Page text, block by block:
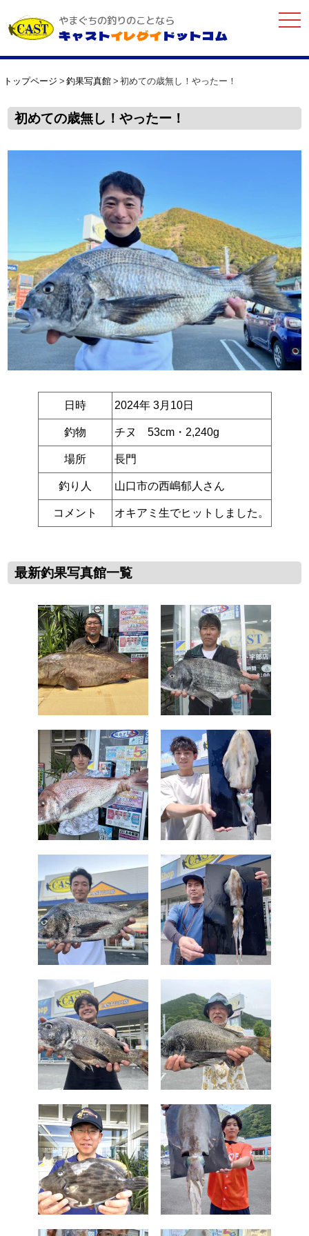
やまぐちの釣りのことなら
キャストイレグイドットコム
トップページ 釣果写真館 初めての歳無し！やったー！
初めての歳無し！やったー！
日時 2024年 3月10日
釣物 チヌ 53cm・2,240g
場所 長門
釣り人 山口市の西嶋郁人さん
コメント オキアミ生でヒットしました。
最新釣果写真館一覧